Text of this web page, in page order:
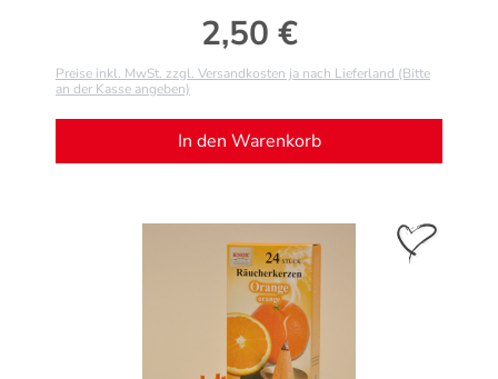
Regulärer Preis:
2,50 €
Preise inkl. MwSt. zzgl. Versandkosten ja nach Lieferland (Bitte
an der Kasse angeben)
In den Warenkorb